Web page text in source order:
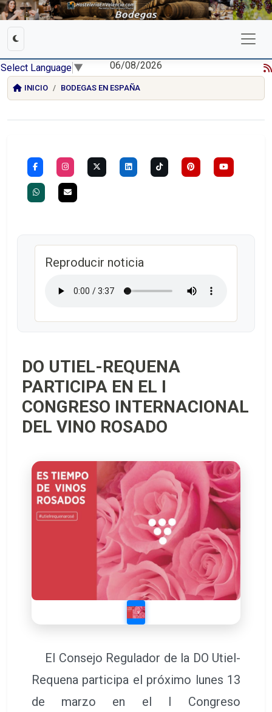
Select Language ▼ 06/08/2026
INICIO BODEGAS EN ESPAÑA
Reproducir noticia
DO UTIEL-REQUENA
PARTICIPA EN EL I
CONGRESO INTERNACIONAL
DEL VINO ROSADO
El Consejo Regulador de la DO Utiel-
Requena participa el próximo lunes 13
de marzo en el I Congreso